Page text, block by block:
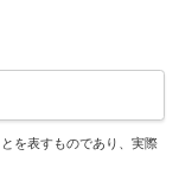
を表すものであり、実際